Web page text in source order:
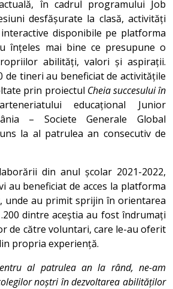
în cadrul programului Job
desfășurate la clasă, activități
disponibile pe platforma
înțeles mai bine ce presupune o
abilități, valori și aspirații.
de tineri au beneficiat de activitățile
prin proiectul Cheia succesului în
educațional Junior
– Societe Generale Global
la al patrulea an consecutiv de
din anul școlar 2021-2022,
au beneficiat de acces la platforma
unde au primit sprijin în orientarea
dintre aceștia au fost îndrumați
de către voluntari, care le-au oferit
propria experiență.
al patrulea an la rând, ne-am
noștri în dezvoltarea abilităților